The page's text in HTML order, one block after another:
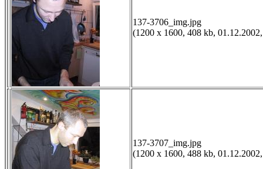
137-3706_img.jpg
(1200 x 1600, 408 kb,
137-3707_img.jpg
(1200 x 1600, 488 kb,